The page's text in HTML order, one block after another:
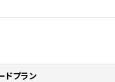
ドプラン